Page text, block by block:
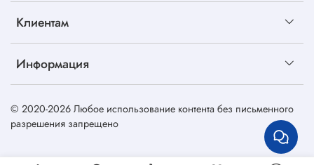
Клиентам
Информация
© 2020-2026 Любое использование контента без письменного
разрешения запрещено